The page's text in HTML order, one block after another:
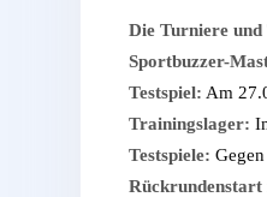
Die Turniere und
Sportbuzzer-
Testspiel: Am
Trainingslager:
Testspiele: